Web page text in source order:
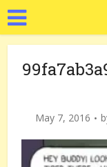
May 7, 2016